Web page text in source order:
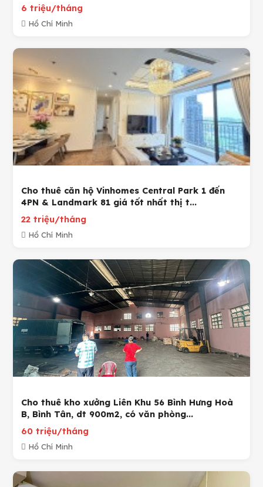
6 triệu/tháng
Hồ Chí Minh
Cho thuê căn hộ Vinhomes Central Park 1 đến
4PN & Landmark 81 giá tốt nhất thị t...
22 triệu/tháng
Hồ Chí Minh
Cho thuê kho xưởng Liên Khu 56 Bình Hưng Hoà
B, Bình Tân, dt 900m2, có văn phòng...
60 triệu/tháng
Hồ Chí Minh